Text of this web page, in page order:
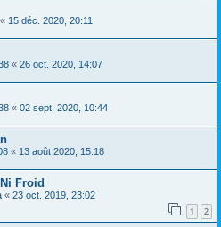
« 15 déc. 2020, 20:11
« 26 oct. 2020, 14:07
« 02 sept. 2020, 10:44
« 13 août 2020, 15:18
Froid
« 23 oct. 2019, 23:02
1 2